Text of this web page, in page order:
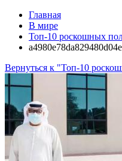
Главная
В мире
Топ-10 роскошных
Вернуться к "Топ-10